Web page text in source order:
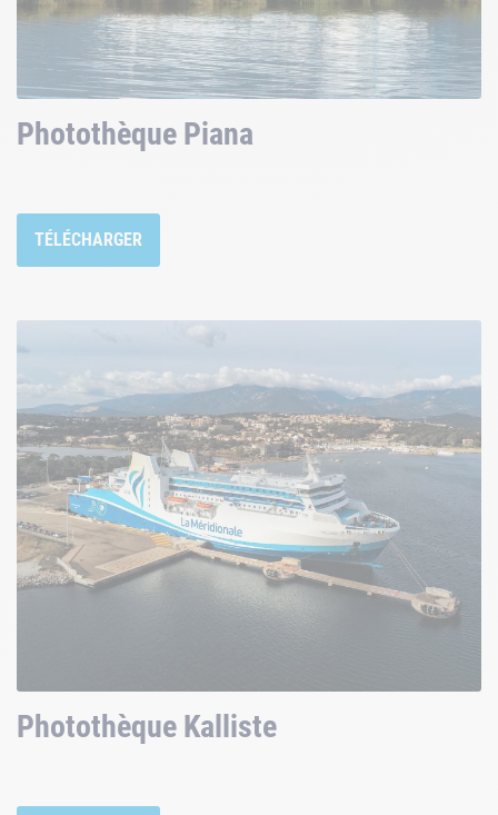
Photothèque Piana
TÉLÉCHARGER
Photothèque Kalliste